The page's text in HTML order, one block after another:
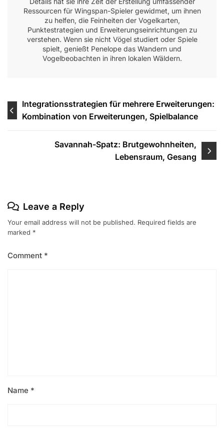
Ressourcen für Wingspan-Spieler gewidmet, um ihnen
zu helfen, die Feinheiten der Vogelkarten,
Punktestrategien und Erweiterungseinrichtungen zu
verstehen. Wenn sie nicht Vögel studiert oder Spiele
spielt, genießt Penelope das Wandern und
Vogelbeobachten in ihren lokalen Wäldern.
Post
navigation
Integrationsstrategien für mehrere Erweiterungen:
Kombination von Erweiterungen, Spielbalance
Savannah-Spatz: Brutgewohnheiten,
Lebensraum, Gesang
Leave a Reply
Your email address will not be published. Required fields are
marked *
Comment *
Name *